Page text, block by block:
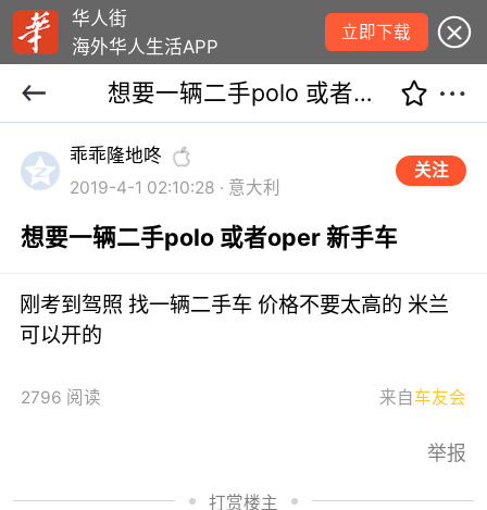
华人街
海外华人生活APP
立即下载
想要一辆二手polo 或者oper 新手车
乖乖隆地咚
2019-4-1 02:10:28 · 意大利
关注
想要一辆二手polo 或者oper 新手车
刚考到驾照 找一辆二手车 价格不要太高的 米兰
可以开的
2796 阅读 来自 车友会
举报
打赏楼主